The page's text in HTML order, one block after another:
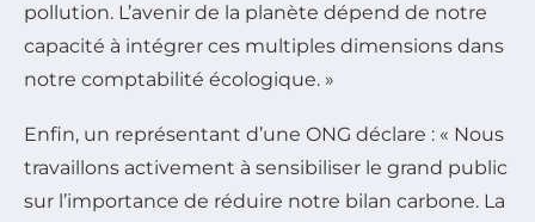
pollution. L’avenir de la planète dépend de notre
capacité à intégrer ces multiples dimensions dans
notre comptabilité écologique. »
Enfin, un représentant d’une ONG déclare : « Nous
travaillons activement à sensibiliser le grand public
sur l’importance de réduire notre bilan carbone. La